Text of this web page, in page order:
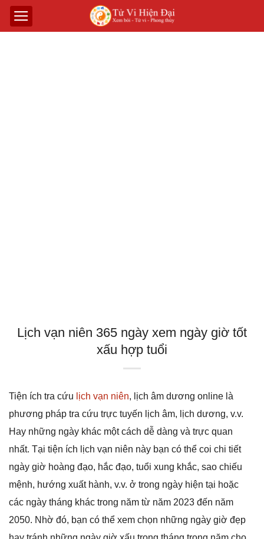
Lịch vạn niên 365 ngày xem ngày giờ tốt
xấu hợp tuổi
Tiện ích tra cứu lịch vạn niên, lịch âm dương online là
phương pháp tra cứu trực tuyến lịch âm, lịch dương, v.v.
Hay những ngày khác một cách dễ dàng và trực quan
nhất. Tại tiện ích lịch vạn niên này bạn có thể coi chi tiết
ngày giờ hoàng đạo, hắc đạo, tuổi xung khắc, sao chiếu
mệnh, hướng xuất hành, v.v. ở trong ngày hiện tại hoặc
các ngày tháng khác trong năm từ năm 2023 đến năm
2050. Nhờ đó, bạn có thể xem chọn những ngày giờ đẹp